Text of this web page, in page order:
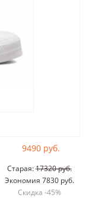
9490 руб.
Старая:17320 руб.
Экономия 7830 руб.
Скидка -45%